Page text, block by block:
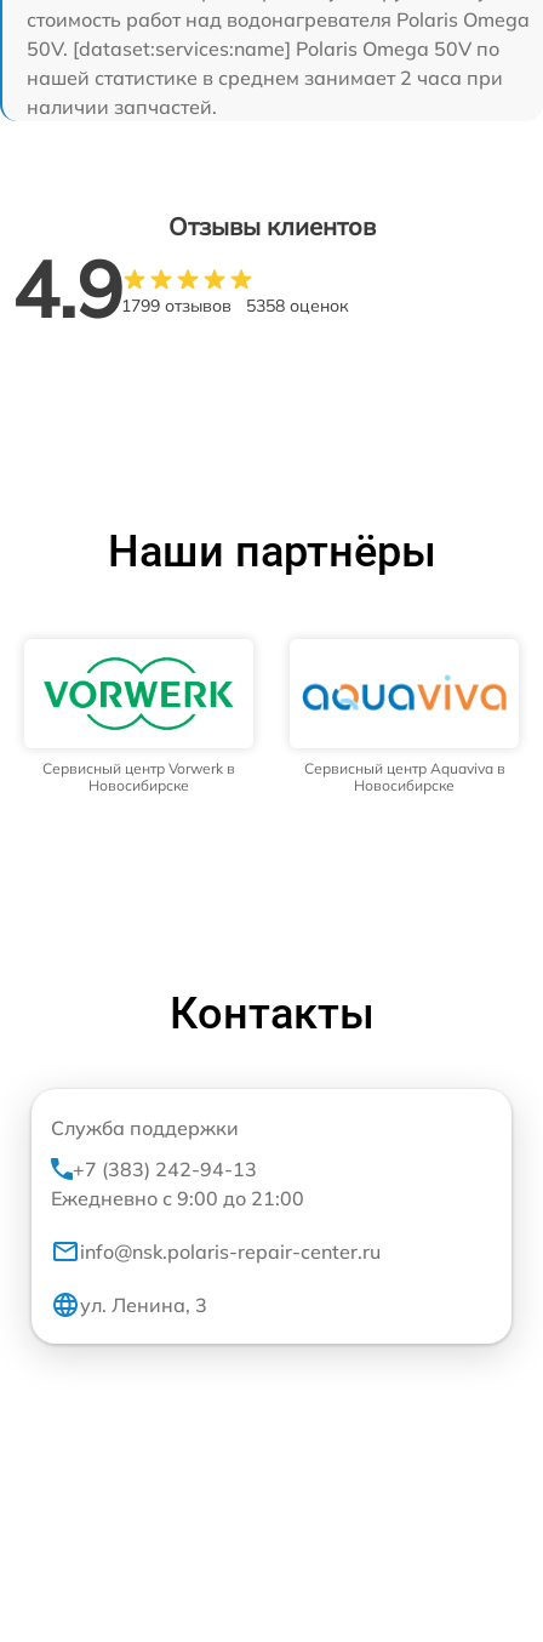
стоимость работ над водонагревателя Polaris Omega
50V. [dataset:services:name] Polaris Omega 50V по
нашей статистике в среднем занимает 2 часа при
наличии запчастей.
Отзывы клиентов
4.91799 отзывов 5358 оценок
Наши партнёры
Сервисный центр Vorwerk в
Новосибирске
Сервисный центр Aquaviva в
Новосибирске
Контакты
Служба поддержки
+7 (383) 242-94-13
Ежедневно с 9:00 до 21:00
info@nsk.polaris-repair-center.ru
ул. Ленина, 3